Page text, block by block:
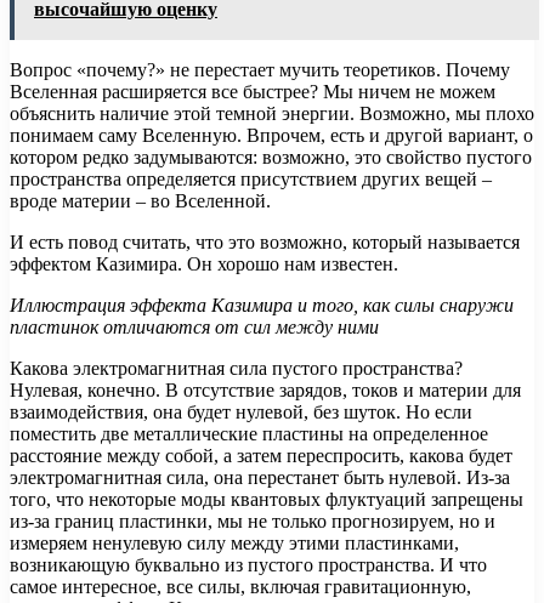
высочайшую оценку
Вопрос «почему?» не перестает мучить теоретиков. Почему
Вселенная расширяется все быстрее? Мы ничем не можем
объяснить наличие этой темной энергии. Возможно, мы плохо
понимаем саму Вселенную. Впрочем, есть и другой вариант, о
котором редко задумываются: возможно, это свойство пустого
пространства определяется присутствием других вещей –
вроде материи – во Вселенной.
И есть повод считать, что это возможно, который называется
эффектом Казимира. Он хорошо нам известен.
Иллюстрация эффекта Казимира и того, как силы снаружи
пластинок отличаются от сил между ними
Какова электромагнитная сила пустого пространства?
Нулевая, конечно. В отсутствие зарядов, токов и материи для
взаимодействия, она будет нулевой, без шуток. Но если
поместить две металлические пластины на определенное
расстояние между собой, а затем переспросить, какова будет
электромагнитная сила, она перестанет быть нулевой. Из-за
того, что некоторые моды квантовых флуктуаций запрещены
из-за границ пластинки, мы не только прогнозируем, но и
измеряем ненулевую силу между этими пластинками,
возникающую буквально из пустого пространства. И что
самое интересное, все силы, включая гравитационную,